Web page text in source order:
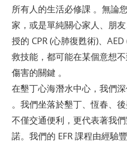
所有人的生活必修課 。無論
家，或是單純關心家人、朋
授的 CPR (心肺復甦術)、
救技能，都可能在某個意想
傷害的關鍵 。
在墾丁心海潛水中心，我們
。我們坐落於墾丁、恆春、
不僅交通便利，更代表著我
諾。我們的 EFR 課程由經驗